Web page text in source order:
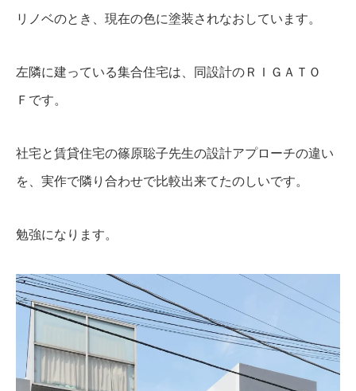
リノベのとき、現在の色に塗装されなおしています。
左隣に建っている集合住宅は、同設計のＲＩＧＡＴＯ
Ｆです。
社宅と賃貸住宅の篠原聡子先生の設計アプローチの違い
を、実作で隣り合わせで比較出来てたのしいです。
勉強になります。